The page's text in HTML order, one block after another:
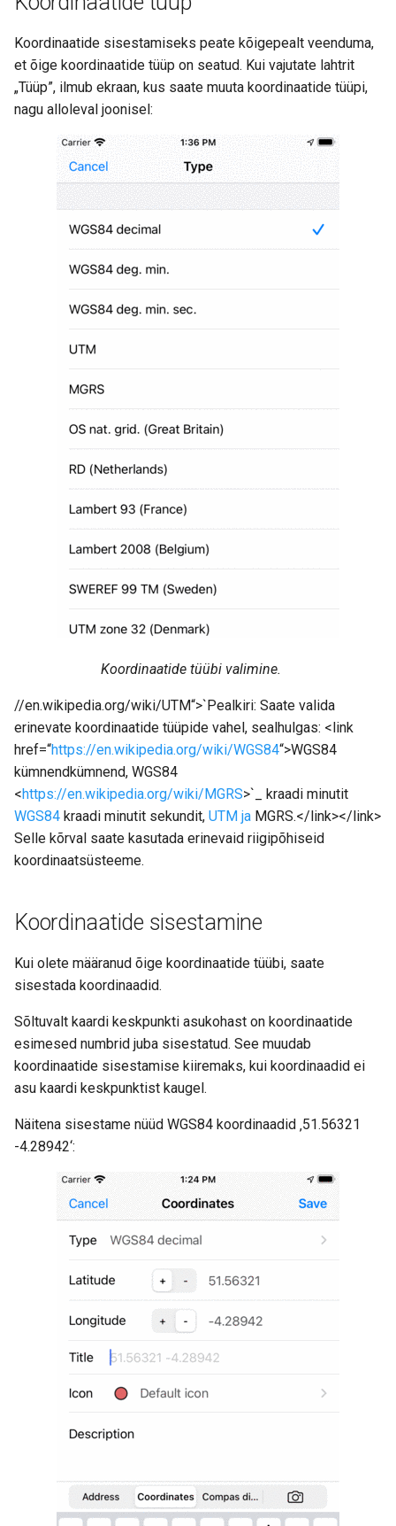
Koordinaatide sisestamiseks peate kõigepealt veenduma,
et õige koordinaatide tüüp on seatud. Kui vajutate lahtrit
„Tüüp”, ilmub ekraan, kus saate muuta koordinaatide tüüpi,
nagu alloleval joonisel:
Koordinaatide tüübi valimine.
//en.wikipedia.org/wiki/UTM“>`Pealkiri: Saate valida
erinevate koordinaatide tüüpide vahel, sealhulgas: <link
href=“https://en.wikipedia.org/wiki/WGS84“>WGS84
kümnendkümnend, WGS84
<https://en.wikipedia.org/wiki/MGRS>`_ kraadi minutit
WGS84 kraadi minutit sekundit, UTM ja MGRS.</link></link>
Selle kõrval saate kasutada erinevaid riigipõhiseid
koordinaatsüsteeme.
Koordinaatide sisestamine
Kui olete määranud õige koordinaatide tüübi, saate
sisestada koordinaadid.
Sõltuvalt kaardi keskpunkti asukohast on koordinaatide
esimesed numbrid juba sisestatud. See muudab
koordinaatide sisestamise kiiremaks, kui koordinaadid ei
asu kaardi keskpunktist kaugel.
Näitena sisestame nüüd WGS84 koordinaadid ‚51.56321
-4.28942‘: